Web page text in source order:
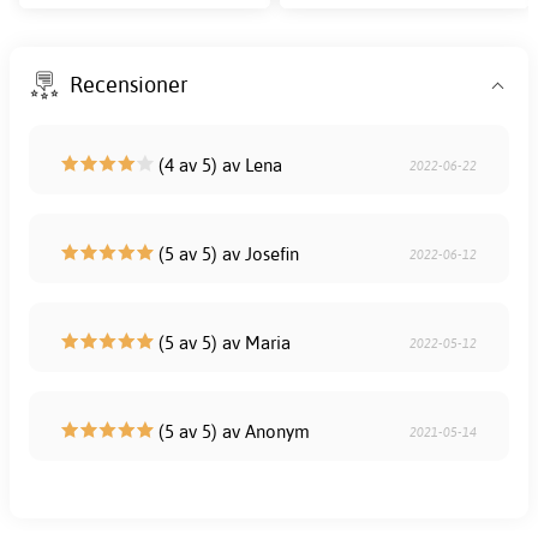
Recensioner
(4 av 5) av Lena 2022-06-22
(5 av 5) av Josefin 2022-06-12
(5 av 5) av Maria 2022-05-12
(5 av 5) av Anonym 2021-05-14